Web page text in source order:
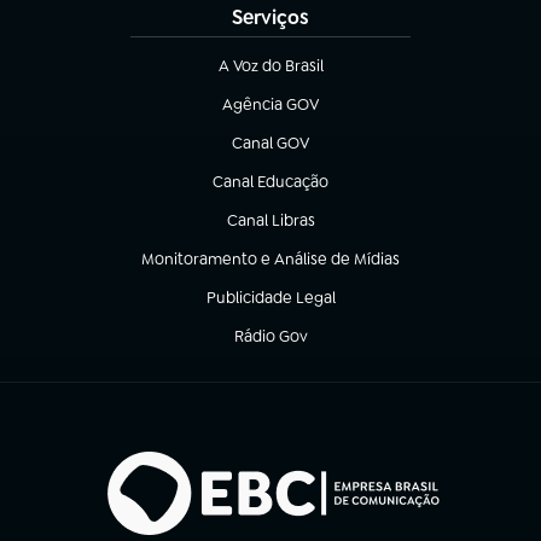
Serviços
A Voz do Brasil
(abre em nova aba)
Agência GOV
(abre em nova aba)
Canal GOV
(abre em nova aba)
Canal Educação
(abre em nova aba)
Canal Libras
(abre em nova aba)
Monitoramento e Análise de Mídias
(abre em nova aba)
Publicidade Legal
(abre em nova aba)
Rádio Gov
(abre em nova aba)